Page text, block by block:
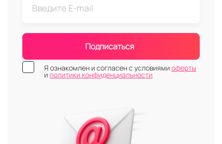
Подписаться
Я ознакомлен и согласен с условиями оферты
и политики конфиденциальности